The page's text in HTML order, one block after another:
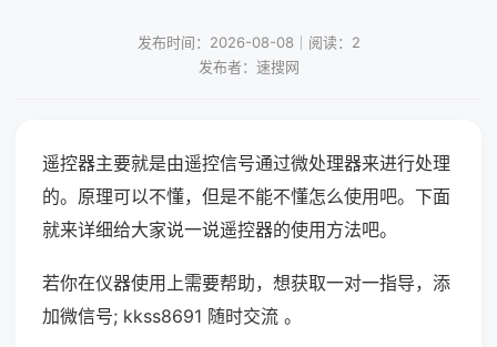
发布时间：2026-08-08｜阅读：2
发布者：速搜网
遥控器主要就是由遥控信号通过微处理器来进行处理
的。原理可以不懂，但是不能不懂怎么使用吧。下面
就来详细给大家说一说遥控器的使用方法吧。
若你在仪器使用上需要帮助，想获取一对一指导，添
加微信号; kkss8691 随时交流 。